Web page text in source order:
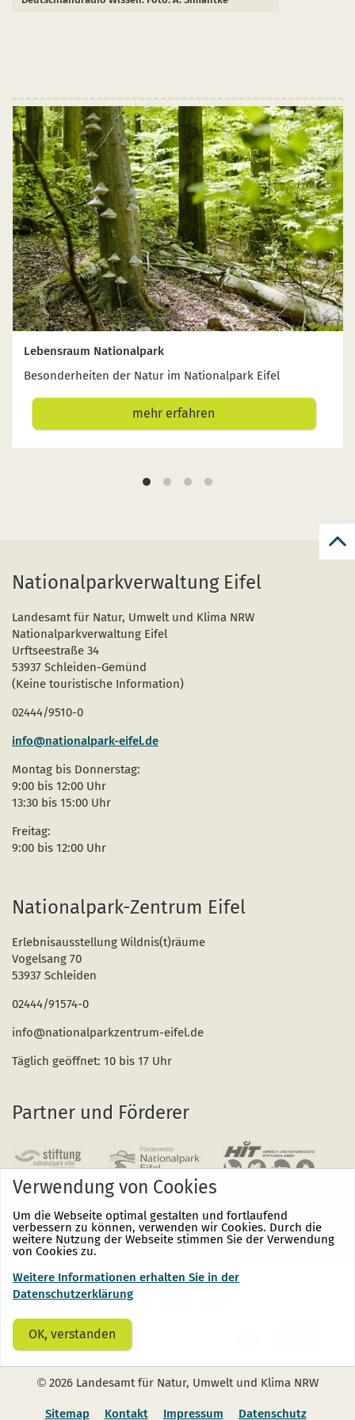
Lebensraum Nationalpark
Besonderheiten der Natur im Nationalpark Eifel
mehr erfahren
Nationalparkverwaltung Eifel
Landesamt für Natur, Umwelt und Klima NRW
Nationalparkverwaltung Eifel
Urftseestraße 34
53937 Schleiden-Gemünd
(Keine touristische Information)
02444/9510-0
info@nationalpark-eifel.de
Montag bis Donnerstag:
9:00 bis 12:00 Uhr
13:30 bis 15:00 Uhr
Freitag:
9:00 bis 12:00 Uhr
Nationalpark-Zentrum Eifel
Erlebnisausstellung Wildnis(t)räume
Vogelsang 70
53937 Schleiden
02444/91574-0
info@nationalparkzentrum-eifel.de
Täglich geöffnet: 10 bis 17 Uhr
Partner und Förderer
Nationalpark
einem
neuen
Fenster)
Nationalpark
einem
neuen
Fenster)
Nationalpark
einem
neuen
Fenster)
©2026 Landesamt für Natur, Umwelt und Klima NRW
Sitemap Kontakt Impressum Datenschutz
Verwendung von Cookies
Um die Webseite optimal gestalten und fortlaufend
verbessern zu können, verwenden wir Cookies. Durch die
weitere Nutzung der Webseite stimmen Sie der Verwendung
von Cookies zu.
Weitere Informationen erhalten Sie in der
Datenschutzerklärung
OK, verstanden